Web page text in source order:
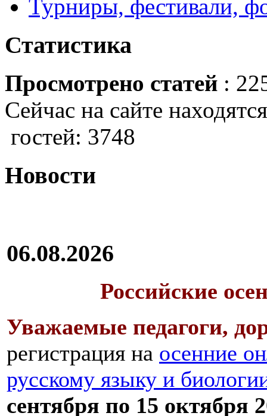
Турниры, фестивали,
Статистика
Просмотрено статей :
Сейчас на сайте
гостей: 3748
Новости
06.08.2026
Российские
Уважаемые педагоги,
регистрация на осенние
русскому языку и
сентября по 15 октября